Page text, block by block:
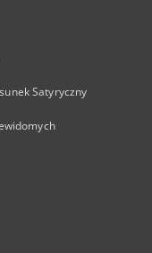
Satyryczny